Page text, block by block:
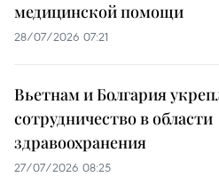
медицинской помощи
28/07/2026 07:21
Вьетнам и Болгария
сотрудничество в области
здравоохранения
27/07/2026 08:25